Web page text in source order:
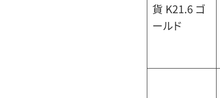
貨 K21.6 ゴ
ールド